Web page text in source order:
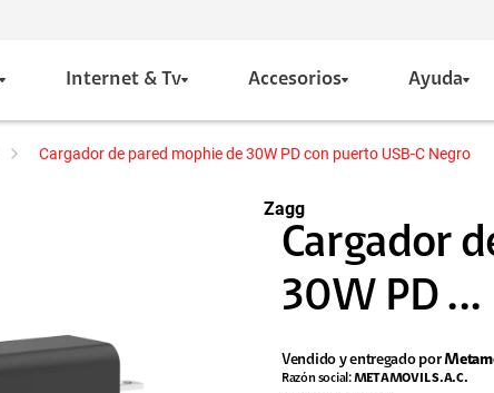
Internet & Tv Accesorios Ayuda
Cargador de pared mophie de 30W PD con puerto USB-C Negro
Zagg
Cargador
30W PD ...
Vendido y entregado por
Razón social:METAMOVIL S.A.C.